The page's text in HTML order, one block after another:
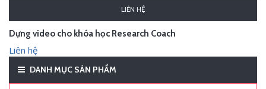
LIÊN HỆ
Dựng video cho khóa học Research Coach
Liên hệ
DANH MỤC SẢN PHẨM